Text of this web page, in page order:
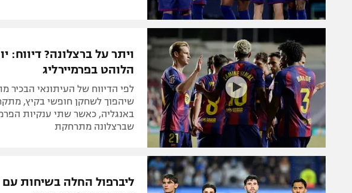
ויתר על ברצלונה? דיווח:
הלוהט בפרמיירליג
לפי הדיווח של העיתונאי הבכיר
שיהפוך לשחקן חופשי בקיץ,
באנגליה, כאשר שתי ענקיות
שברצלונה מתרחקת
ליברפול החלה בשיחות